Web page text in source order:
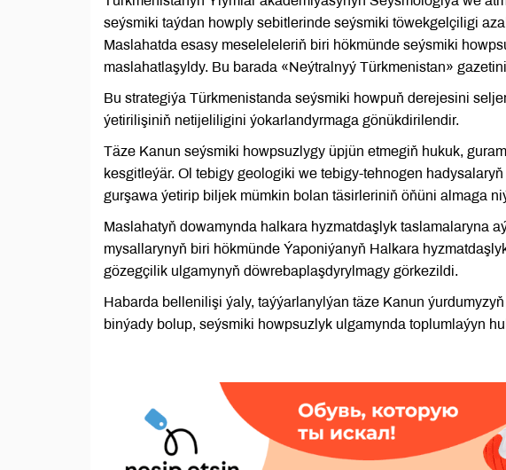
seýsmiki taýdan howply sebitlerinde seýsmiki töwekgelçiligi
Maslahatda esasy meseleleleriň biri hökmünde seýsmiki
maslahatlaşyldy. Bu barada «Neýtralnyý Türkmenistan»
Bu strategiýa Türkmenistanda seýsmiki howpuň derejesini
ýetirilişiniň netijeliligini ýokarlandyrmaga gönükdirilendir.
Täze Kanun seýsmiki howpsuzlygy üpjün etmegiň hukuk,
kesgitleýär. Ol tebigy geologiki we tebigy-tehnogen
gurşawa ýetirip biljek mümkin bolan täsirleriniň öňüni almaga
Maslahatyň dowamynda halkara hyzmatdaşlyk taslamalaryna
mysallarynyň biri hökmünde Ýaponiýanyň Halkara
gözegçilik ulgamynyň döwrebaplaşdyrylmagy görkezildi.
Habarda bellenilişi ýaly, taýýarlanylýan täze Kanun
binýady bolup, seýsmiki howpsuzlyk ulgamynda toplumlaýyn